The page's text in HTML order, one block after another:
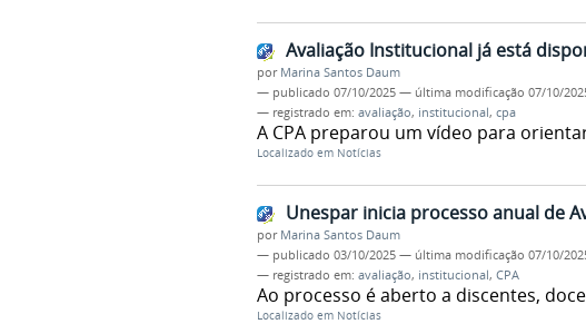
Avaliação Institucional já está
por Marina Santos Daum
— publicado 07/10/2025 — última modificação 07/10/
— registrado em: avaliação, institucional, cpa
A CPA preparou um vídeo para
Localizado em Notícias
Unespar inicia processo anual de
por Marina Santos Daum
— publicado 03/10/2025 — última modificação 07/10/
— registrado em: avaliação, institucional, CPA
Ao processo é aberto a discentes,
Localizado em Notícias